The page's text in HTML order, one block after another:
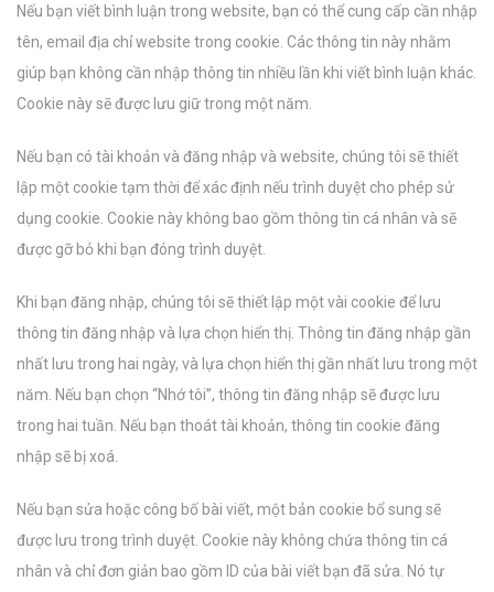
Nếu bạn viết bình luận trong website, bạn có thể cung cấp cần nhập
tên, email địa chỉ website trong cookie. Các thông tin này nhằm
giúp bạn không cần nhập thông tin nhiều lần khi viết bình luận khác.
Cookie này sẽ được lưu giữ trong một năm.
Nếu bạn có tài khoản và đăng nhập và website, chúng tôi sẽ thiết
lập một cookie tạm thời để xác định nếu trình duyệt cho phép sử
dụng cookie. Cookie này không bao gồm thông tin cá nhân và sẽ
được gỡ bỏ khi bạn đóng trình duyệt.
Khi bạn đăng nhập, chúng tôi sẽ thiết lập một vài cookie để lưu
thông tin đăng nhập và lựa chọn hiển thị. Thông tin đăng nhập gần
nhất lưu trong hai ngày, và lựa chọn hiển thị gần nhất lưu trong một
năm. Nếu bạn chọn “Nhớ tôi”, thông tin đăng nhập sẽ được lưu
trong hai tuần. Nếu bạn thoát tài khoản, thông tin cookie đăng
nhập sẽ bị xoá.
Nếu bạn sửa hoặc công bố bài viết, một bản cookie bổ sung sẽ
được lưu trong trình duyệt. Cookie này không chứa thông tin cá
nhân và chỉ đơn giản bao gồm ID của bài viết bạn đã sửa. Nó tự